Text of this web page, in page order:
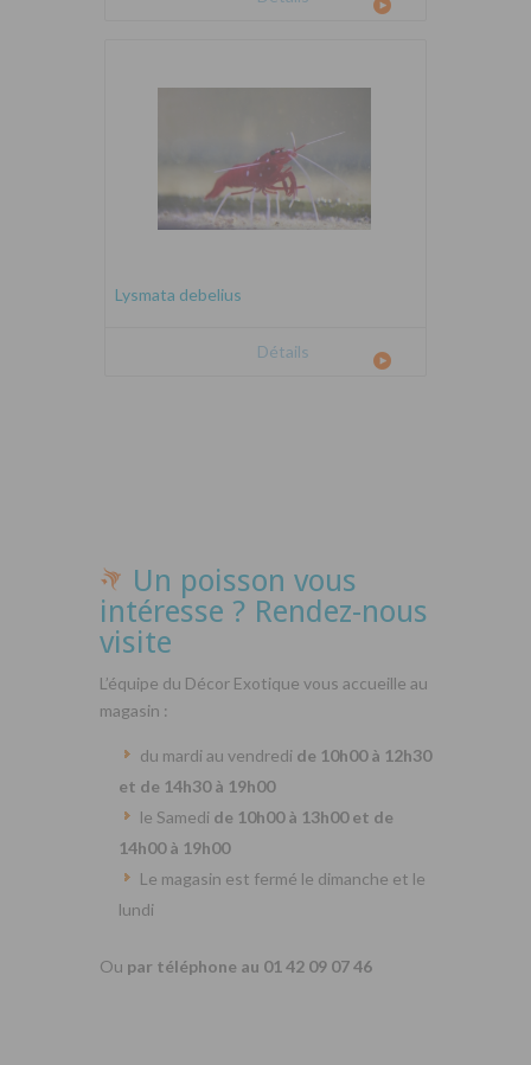
Lysmata debelius
Détails
Un poisson vous
intéresse ? Rendez-nous
visite
L’équipe du Décor Exotique vous accueille au
magasin :
du mardi au vendredi de 10h00 à 12h30
et de 14h30 à 19h00
le Samedi de 10h00 à 13h00 et de
14h00 à 19h00
Le magasin est fermé le dimanche et le
lundi
Ou par téléphone au 01 42 09 07 46